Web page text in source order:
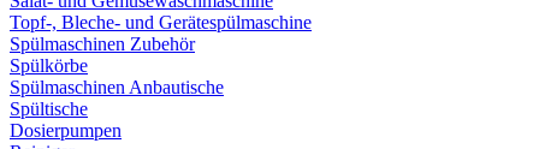
Topf-, Bleche- und Gerätespülmaschine
Spülmaschinen Zubehör
Spülkörbe
Spülmaschinen Anbautische
Spültische
Dosierpumpen